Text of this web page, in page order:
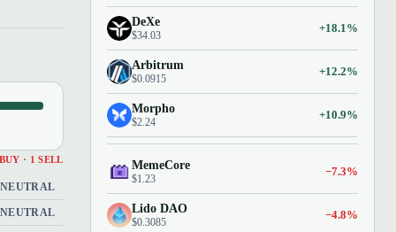
· 1 SELL
NEUTRAL
NEUTRAL
DeXe
$34.03
+18.1%
Arbitrum
$0.0915
+12.2%
Morpho
$2.24
+10.9%
MemeCore
$1.23
−7.3%
Lido DAO
$0.3085
−4.8%